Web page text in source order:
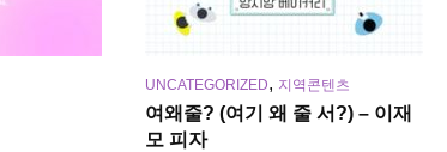
UNCATEGORIZED, 지역콘텐츠
여왜줄? (여기 왜 줄 서?) – 이재
모 피자